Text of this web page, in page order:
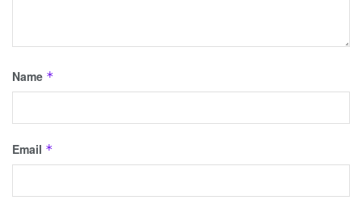
Name *
Email *